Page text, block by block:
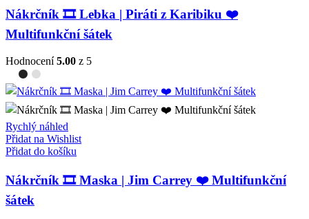
Nákrčník 🎞️ Lebka | Piráti z Karibiku ❤️
Multifunkční šátek
Hodnocení5.00 z 5
Rychlý náhled
Přidat na Wishlist
Přidat do košíku
Nákrčník 🎞️ Maska | Jim Carrey ❤️ Multifunkční
šátek